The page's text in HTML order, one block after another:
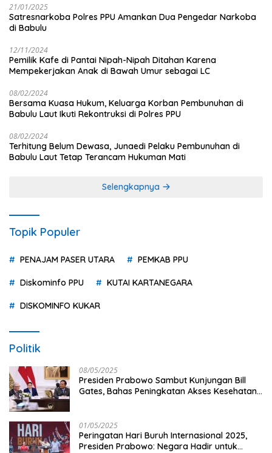
21/01/2025
Satresnarkoba Polres PPU Amankan Dua Pengedar Narkoba
di Babulu
12/11/2024
Pemilik Kafe di Pantai Nipah-Nipah Ditahan Karena
Mempekerjakan Anak di Bawah Umur sebagai LC
08/02/2024
Bersama Kuasa Hukum, Keluarga Korban Pembunuhan di
Babulu Laut Ikuti Rekontruksi di Polres PPU
08/02/2024
Terhitung Belum Dewasa, Junaedi Pelaku Pembunuhan di
Babulu Laut Tetap Terancam Hukuman Mati
Selengkapnya
Topik Populer
PENAJAM PASER UTARA PEMKAB PPU
Diskominfo PPU KUTAI KARTANEGARA
DISKOMINFO KUKAR
Politik
08/05/2025
Presiden Prabowo Sambut Kunjungan Bill
Gates, Bahas Peningkatan Akses Kesehatan
01/05/2025
Peringatan Hari Buruh Internasional 2025,
Presiden Prabowo: Negara Hadir untuk